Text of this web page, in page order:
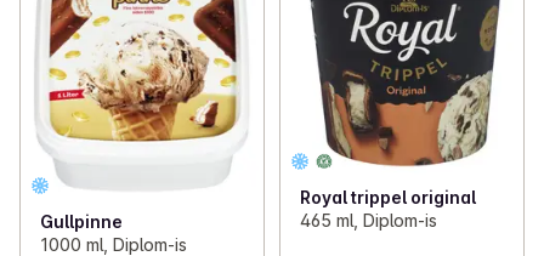
Gullpinne
1000 ml, Diplom-is
Royal trippel original
465 ml, Diplom-is